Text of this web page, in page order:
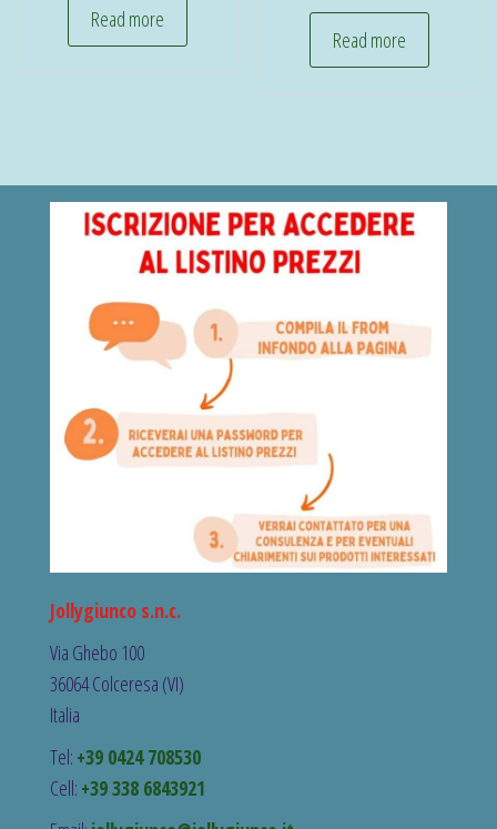
Read more
Read more
Jollygiunco s.n.c.
Via Ghebo 100
36064 Colceresa (VI)
Italia
Tel: +39 0424 708530
Cell: +39 338 6843921